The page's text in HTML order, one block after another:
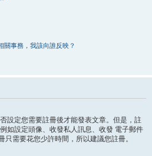
關事務，我該向誰反映？
設定您需要註冊後才能發表文章。但是，註
如設定頭像、收發私人訊息、收發 電子郵件
只需要花您少許時間，所以建議您註冊。